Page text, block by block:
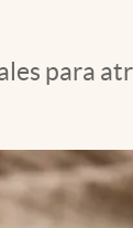
para